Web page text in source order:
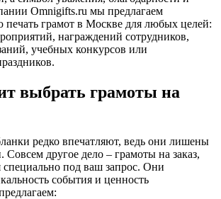
Omnigifts.ru мы предлагаем
печать грамот в Москве для любых целей:
награждений сотрудников,
учебных конкурсов или
выбрать грамоты на
редко впечатляют, ведь они лишены
Совсем другое дело – грамоты на заказ,
специально под ваш запрос. Они
события и ценность